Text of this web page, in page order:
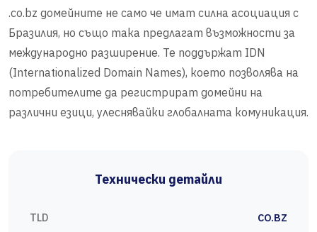
.co.bz домейните не само че имат силна асоциация с
Бразилия, но също така предлагат възможности за
международно разширение. Те поддържат IDN
(Internationalized Domain Names), което позволява на
потребителите да регистрират домейни на
различни езици, улеснявайки глобалната комуникация.
Технически детайли
TLD CO.BZ